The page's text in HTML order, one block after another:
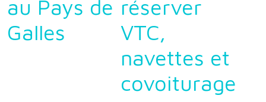
au Pays de
Galles
réserver
VTC,
navettes et
covoiturage